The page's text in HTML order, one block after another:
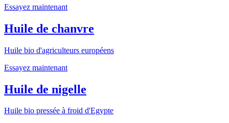
Essayez maintenant
Huile de chanvre
Huile bio d'agriculteurs européens
Essayez maintenant
Huile de nigelle
Huile bio pressée à froid d'Egypte